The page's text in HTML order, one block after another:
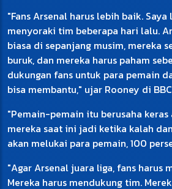
"Fans Arsenal harus lebih baik.
menyoraki tim beberapa hari lalu.
biasa di sepanjang musim, mereka
buruk, dan mereka harus paham
dukungan fans untuk para pemain
bisa membantu," ujar Rooney di
"Pemain-pemain itu berusaha
mereka saat ini jadi ketika kalah
akan melukai para pemain, 100
"Agar Arsenal juara liga, fans harus
Mereka harus mendukung tim.